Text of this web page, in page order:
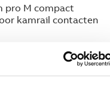
pro M compact
kamrail contacten